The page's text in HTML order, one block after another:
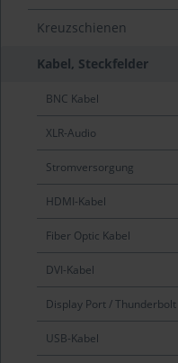
Kreuzschienen
Kabel, Steckfelder
BNC Kabel
XLR-Audio
Stromversorgung
HDMI-Kabel
Fiber Optic Kabel
DVI-Kabel
Display Port / Thunderbolt
USB-Kabel